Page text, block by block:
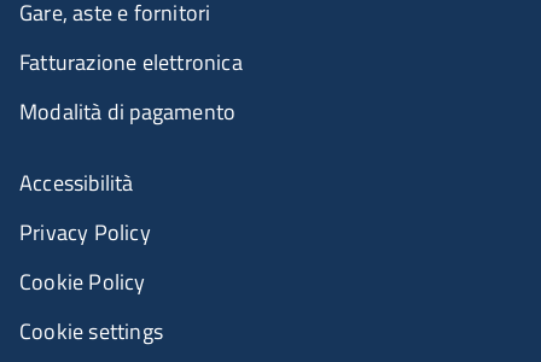
Gare, aste e fornitori
Fatturazione elettronica
Modalità di pagamento
Accessibilità
Privacy Policy
Cookie Policy
Cookie settings